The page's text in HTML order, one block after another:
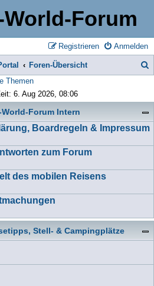
Forum
Anmelden
Registrieren
Foren-Übersicht
Themen
6. Aug 2026, 08:06
World-Forum Intern
Boardregeln & Impressum
zum Forum
des mobilen Reisens
Stell- & Campingplätze